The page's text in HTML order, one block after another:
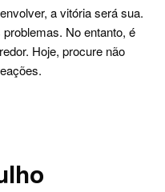
a vitória será sua.
No entanto, é
Hoje, procure não